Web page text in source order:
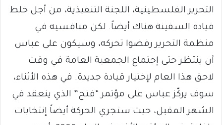
التحرير الفلسطينية، اللجنة التنفيذية، من أجل خلط
قيادة السفينة هناك أيضاً. لكن منافسيه في
منظمة التحرير رفضوا تحركه، وسيكون على عباس
أن ينتظر حتى إجتماع الجمعية العامة في وقت
لاحق هذا العام لإختيار قيادة جديدة. في هذه الأثناء،
سوف يركّز عباس على مؤتمر “فتح” الذي ينعقد في
الشهر المقبل، حيث ستجري الحركة أيضاً إنتخابات